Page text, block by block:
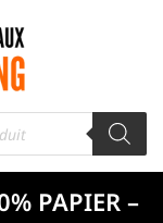
PAPIER –